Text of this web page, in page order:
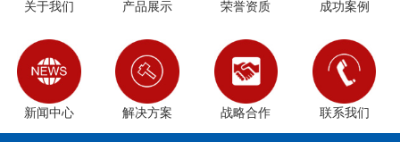
关于我们 产品展示 荣誉资质 成功案例
新闻中心 解决方案 战略合作 联系我们